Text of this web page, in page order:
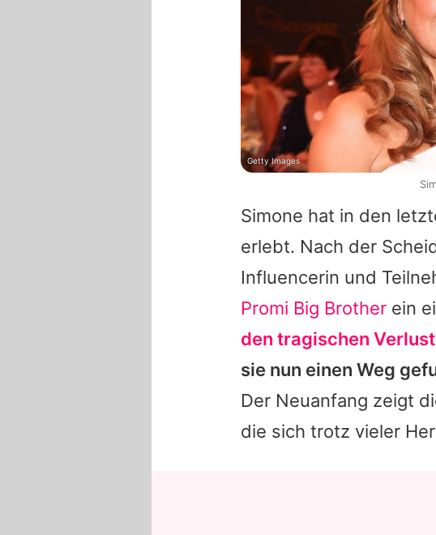
Simone hat in den
erlebt. Nach der
Influencerin und
Promi Big Brother ein
den tragischen Verlust
sie nun einen Weg
Der Neuanfang zeigt
die sich trotz vieler
Getty Images